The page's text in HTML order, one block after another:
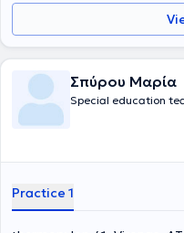
Σπύρου Μαρία
Special education
Practice 1